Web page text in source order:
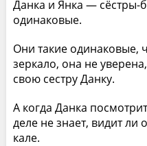
Данка и Янка — сёстры-
одинаковые.
Они такие одинаковые,
зеркало, она не
свою сестру Данку.
А когда Данка
деле не знает, видит ли
кале.